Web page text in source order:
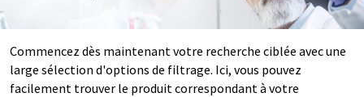
Commencez dès maintenant votre recherche ciblée avec une
large sélection d'options de filtrage. Ici, vous pouvez
facilement trouver le produit correspondant à votre